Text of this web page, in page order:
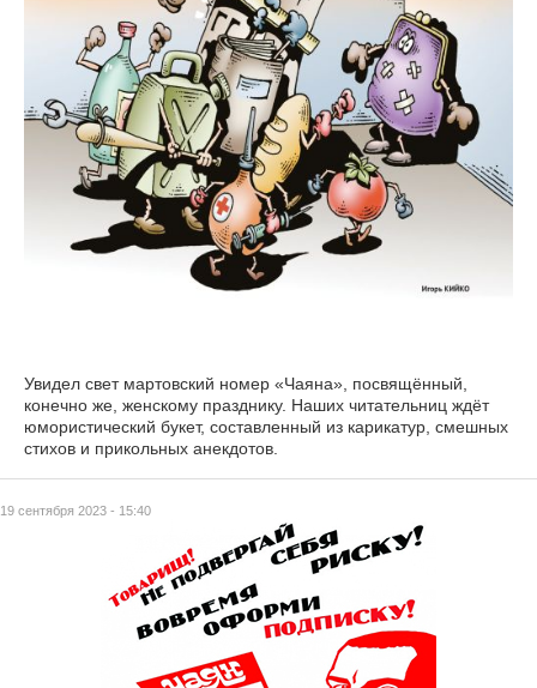
19 сентября 2023 - 15:40
Увидел свет мартовский номер «Чаяна», посвящённый,
конечно же, женскому празднику. Наших читательниц ждёт
юмористический букет, составленный из карикатур, смешных
стихов и прикольных анекдотов.